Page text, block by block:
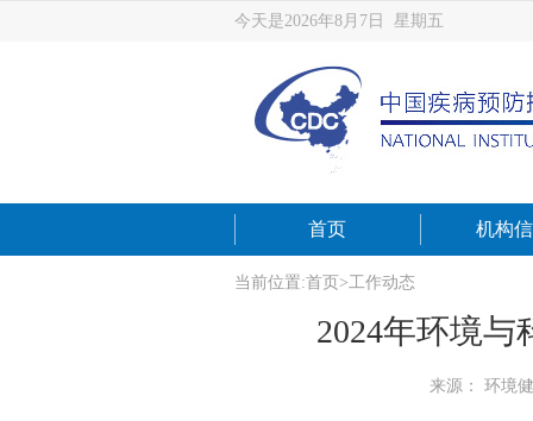
今天是2026年8月7日 星期五
首页 机构
当前位置:首页 >工作动态
2024年环境
来源： 环境